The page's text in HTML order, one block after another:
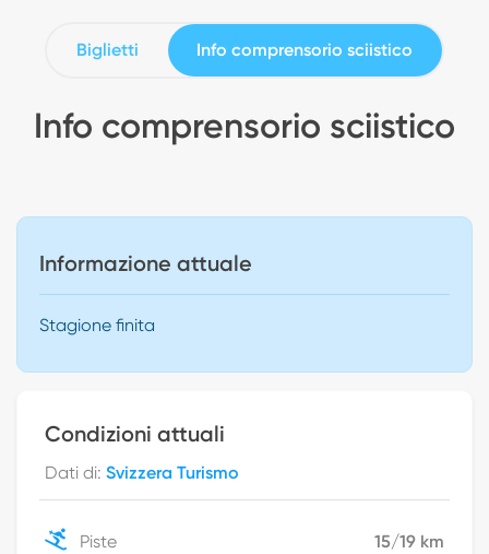
Info comprensorio sciistico
Biglietti Info comprensorio sciistico
Informazione attuale
Stagione finita
Condizioni attuali
Dati di: Svizzera Turismo
Piste 15/19 km